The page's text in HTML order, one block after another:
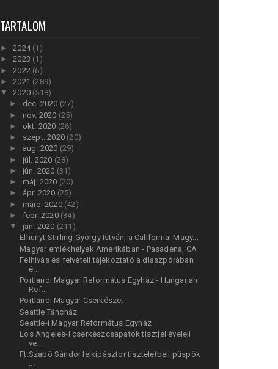
TARTALOM
►2024 (1)
►2023 (1)
►2022 (6)
►2021 (289)
▼2020 (518)
► dec. 2020 (27)
► nov. 2020 (25)
► okt. 2020 (26)
► szept. 2020 (20)
► aug. 2020 (29)
► júl. 2020 (28)
► jún. 2020 (31)
► máj. 2020 (20)
► ápr. 2020 (25)
► márc. 2020 (42)
► febr. 2020 (34)
▼ jan. 2020 (211)
Elhunyt Stirling György István, a Californiai Magy...
Magyar emlékhelyek Amerikában - Pasadena, CA
Felhívás és felvételi tájékoztató a diaszpórában
é...
Portlandi Magyar Református Egyház - Hungarian
Ref...
Portlandi Magyar Cserkészet
Seattle Táncház
Seattle-i Magyar Református Egyház
Los Angeles-i cserkészcsapatok tisztjei éveleji
ve...
Ft.Szabó Sándor lelkipásztor tiszteletbeli püspök
...